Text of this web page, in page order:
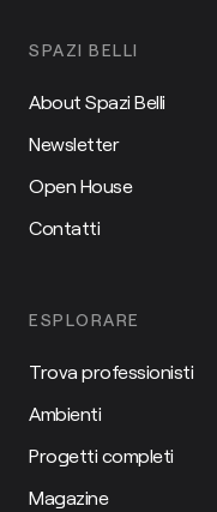
SPAZI BELLI
About Spazi Belli
Newsletter
Open House
Contatti
ESPLORARE
Trova professionisti
Ambienti
Progetti completi
Magazine